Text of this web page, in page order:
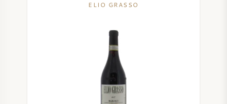
ELIO GRASSO